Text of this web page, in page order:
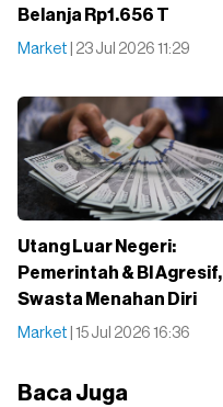
Belanja Rp1.656 T
Market | 23 Jul 2026 11:29
Utang Luar Negeri:
Pemerintah & BI Agresif,
Swasta Menahan Diri
Market | 15 Jul 2026 16:36
Baca Juga